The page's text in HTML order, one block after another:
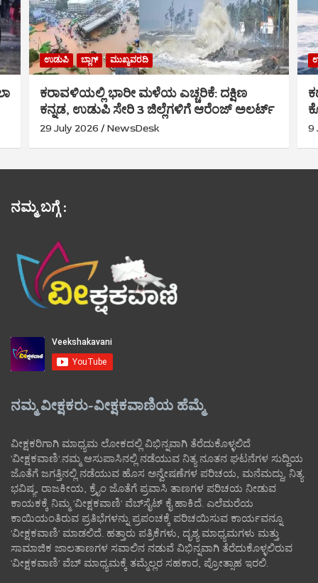
ಉಡುಪಿ ಬ್ಲಾಗ್ ಮುಖ್ಯವರದಿ
ಕರಾವಳಿಯಲ್ಲಿ ಭಾರೀ ಮಳೆಯ ಎಚ್ಚರಿಕೆ: ದಕ್ಷಿಣ
ಕನ್ನಡ, ಉಡುಪಿ ಸೇರಿ 3 ಜಿಲ್ಲೆಗಳಿಗೆ ಆರೆಂಜ್ ಅಲರ್ಟ್
29 July 2026 NewsDesk 9
ನಮ್ಮ ಬಗ್ಗೆ :
ನಮ್ಮ ವೀಕ್ಷಕರು-ವೀಕ್ಷಕವಾಣಿಯ ಹೆಮ್ಮೆ
ವೀಕ್ಷಕರಿಗಾಗಿ ಮಾಧ್ಯಮ ಲೋಕದಲ್ಲಿ ವಿಭಿನ್ನವಾಗಿ ತೆರೆದುಕೊಳ್ಳಲಿದೆ
'ವೀಕ್ಷಕವಾಣಿ'.ನಮ್ಮ ಆಸುಪಾಸಿನಲ್ಲಿ ನಡೆಯುವ ನಿತ್ಯ ನೂತನ ಘಟನೆಗಳ ಸುದ್ದಿಯ
ಜೊತೆಗೆ ಜಗತ್ತಿನಲ್ಲಿ ನಡೆಯುವ ಹೊಸ ಅನ್ವೇಷಣೆಗಳ ಪರಿಚಯ, ಮನೆಮದ್ದು, ನಿತ್ಯ
ಭವಿಷ್ಯ, ರಾಜಕೀಯ, ಕ್ರೈಂ ಜೊತೆಗೆ ಪ್ರವಾಸಿ ತಾಣಗಳ ಪರಿಚಯ ನೀಡುವ
ಕಾಯಕಕ್ಕೆ ನಿಮ್ಮ 'ವೀಕ್ಷಕವಾಣಿ' ವೆಬ್‌ಸೈಟ್‌ ಕೈ ಹಾಕಿದೆ. ಎಲೆಮರೆಯ
ಕಾಯಿಯಂತಿರುವ ಪ್ರತಿಭೆಗಳನ್ನು ಪ್ರಪಂಚಕ್ಕೆ ಪರಿಚಯಿಸುವ ಕಾರ್ಯವನ್ನೂ
'ವೀಕ್ಷಕವಾಣಿ' ಮಾಡಲಿದೆ. ಹತ್ತಾರು ಪತ್ರಿಕೆಗಳು, ದೃಶ್ಯ ಮಾಧ್ಯಮಗಳು ಮತ್ತು
ಸಾಮಾಜಿಕ ಜಾಲತಾಣಗಳ ಸವಾಲಿನ ನಡುವೆ ವಿಭಿನ್ನವಾಗಿ ತೆರೆದುಕೊಳ್ಳಲಿರುವ
'ವೀಕ್ಷಕವಾಣಿ' ವೆಬ್ ಮಾಧ್ಯಮಕ್ಕೆ ತಮ್ಮೆಲ್ಲರ ಸಹಕಾರ, ಪ್ರೋತ್ಸಾಹ ಇರಲಿ.